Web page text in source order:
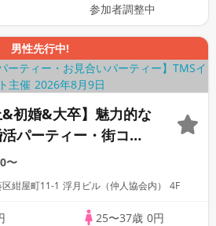
参加者調整中
男性先行中!
&初婚&大卒】魅力的な
パーティー・街コ
〜
紺屋町11-1 浮月ビル（仲人協会内） 4F
25〜37歳 0円